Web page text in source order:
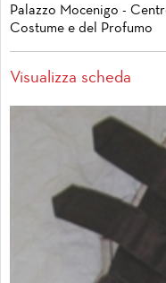
Palazzo Mocenigo -
Costume e del Profumo
Visualizza scheda